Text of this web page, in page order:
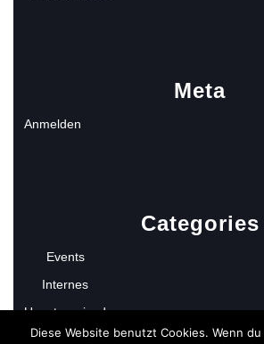
Meta
Anmelden
Categories
Events
Internes
Uncategorized
Diese Website benutzt Cookies. Wenn